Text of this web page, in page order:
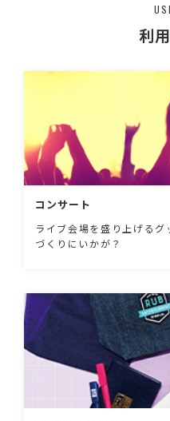
利
コンサート
ライブ会場を盛り上げる
づくりにいかが？